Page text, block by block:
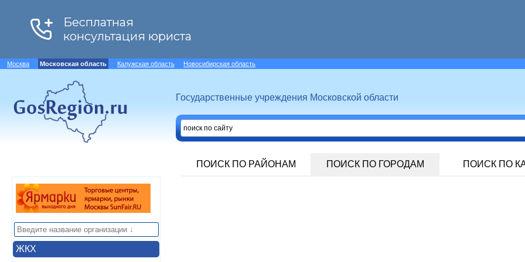
Москва Московская область Калужская область Новосибирская область
Государственные учреждения Московской области
ПОИСК ПО РАЙОНАМ ПОИСК ПО ГОРОДАМ ПОИСК ПО
ЖКХ